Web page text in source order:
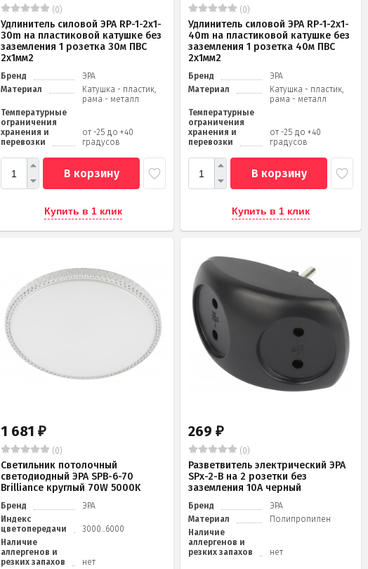
(0)
Удлинитель силовой ЭРА RP-1-2x1-
30m на пластиковой катушке без
заземления 1 розетка 30м ПВС
2x1мм2
Бренд
ЭРА
Материал
Катушка - пластик,
рама - металл
Температурные
ограничения
хранения и
перевозки
от -25 до +40
градусов
В корзину
Купить в 1 клик
(0)
Удлинитель силовой ЭРА RP-1-2x1-
40m на пластиковой катушке без
заземления 1 розетка 40м ПВС
2x1мм2
Бренд
ЭРА
Материал
Катушка - пластик,
рама - металл
Температурные
ограничения
хранения и
перевозки
от -25 до +40
градусов
В корзину
Купить в 1 клик
1 681₽
(0)
Светильник потолочный
светодиодный ЭРА SPB-6-70
Brilliance круглый 70W 5000K
Бренд
ЭРА
Индекс
цветопередачи
3000...6000
Наличие
аллергенов и
резких запахов
нет
269₽
(0)
Разветвитель электрический ЭРА
SPx-2-B на 2 розетки без
заземления 10А черный
Бренд
ЭРА
Материал
Полипропилен
Наличие
аллергенов и
резких запахов
нет